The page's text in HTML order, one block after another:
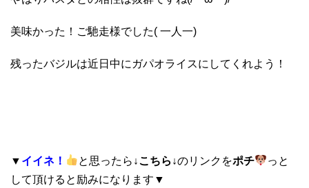
美味かった！ご馳走様でした( 一人一)
残ったバジルは近日中にガパオライスにしてくれよう！
▼ イイネ！ と思ったら ↓こちら↓のリンクをポチ
っと
して頂けると励みになります▼